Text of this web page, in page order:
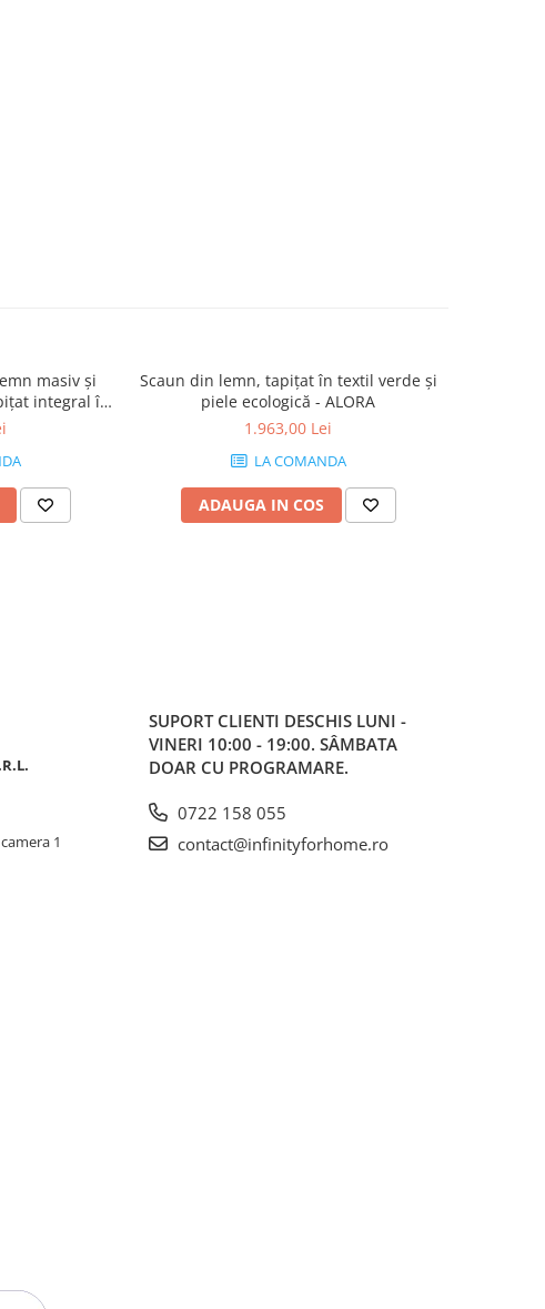
masiv și
integral în
- TOLIX
Scaun din lemn, tapițat în textil verde și
piele ecologică - ALORA
1.963,00 Lei
LA COMANDA
ADAUGA IN COS
1
SUPORT CLIENTI DESCHIS LUNI -
VINERI 10:00 - 19:00. SÂMBATA
DOAR CU PROGRAMARE.
0722 158 055
contact@infinityforhome.ro